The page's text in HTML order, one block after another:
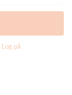
Log på